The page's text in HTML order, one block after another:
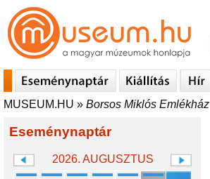
MUSEUM.HU » Borsos Miklós Emlékház
Eseménynaptár
2026. AUGUSZTUS